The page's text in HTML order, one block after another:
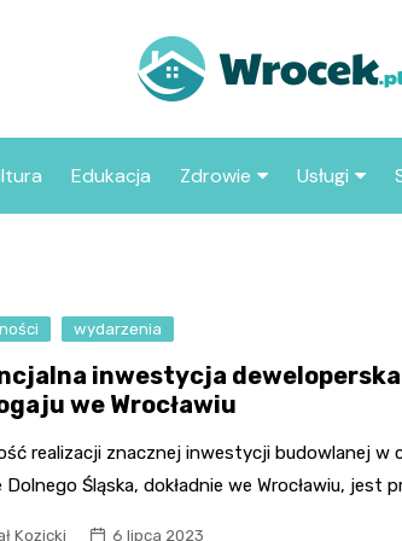
we
Edukacja Zdrowie Usługi
Stacja
wydarzenia
inwestycja deweloperska
we Wrocławiu
realizacji znacznej inwestycji budowlanej w
Dolnego Śląska, dokładnie we Wrocławiu, jest
Kozicki 6 lipca 2023